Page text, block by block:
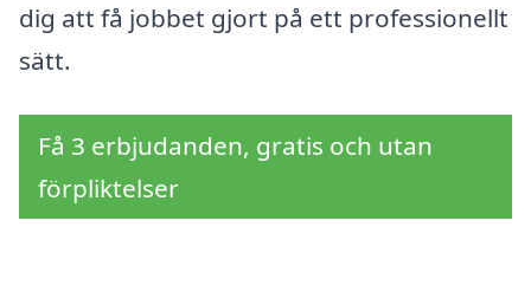
dig att få jobbet gjort på ett professionellt
sätt.
Få 3 erbjudanden, gratis och utan
förpliktelser